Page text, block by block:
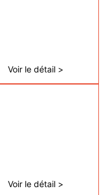
Voir le détail >
Voir le détail >